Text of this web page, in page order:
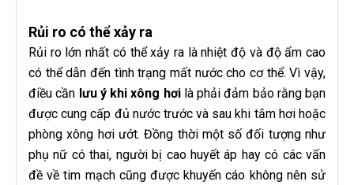
Rủi ro có thể xảy ra
Rủi ro lớn nhất có thể xảy ra là nhiệt độ và độ ẩm cao
có thể dẫn đến tình trạng mất nước cho cơ thể. Vì vậy,
điều cần lưu ý khi xông hơilà phải đảm bảo rằng bạn
được cung cấp đủ nước trước và sau khi tắm hơi hoặc
phòng xông hơi ướt. Đồng thời một số đối tượng như
phụ nữ có thai, người bị cao huyết áp hay có các vấn
đề về tim mạch cũng được khuyến cáo không nên sử